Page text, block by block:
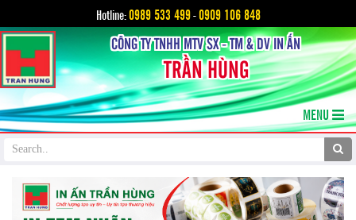
Hotline:0989 533 499-0909 106 848
CÔNG TY TNHH MTV SX - TM & DV IN ẤN
TRẦN HÙNG
MENU